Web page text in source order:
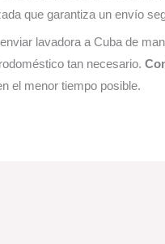
que garantiza un envío
lavadora a Cuba de
tan necesario.
el menor tiempo posible.